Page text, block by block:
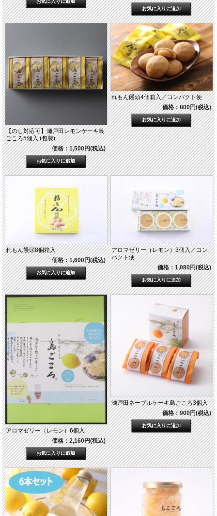
【のし対応可】瀬戸田レモンケーキ島
ごころ5個入 (包装)
価格：1,500円(税込)
れもん饅頭4個箱入／コンパクト便
価格：800円(税込)
れもん饅頭8個箱入
価格：1,600円(税込)
アロマゼリー（レモン）3個入／コン
パクト便
価格：1,080円(税込)
アロマゼリー（レモン）6個入
価格：2,160円(税込)
瀬戸田ネーブルケーキ島ごころ3個入
価格：900円(税込)